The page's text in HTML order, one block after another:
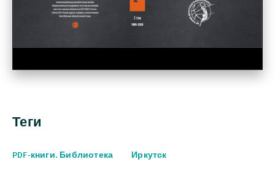
Теги
PDF-книги. Библиотека Иркутск